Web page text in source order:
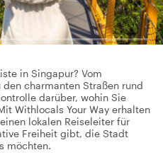
in Singapur? Vom
charmanten Straßen rund
darüber, wohin Sie
Withlocals Your Way erhalten
lokalen Reiseleiter für
Freiheit gibt, die Stadt
möchten.